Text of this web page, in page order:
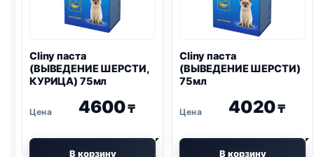
Cliny паста
(ВЫВЕДЕНИЕ ШЕРСТИ,
КУРИЦА) 75мл
4600₸
В корзину
Cliny паста
(ВЫВЕДЕНИЕ ШЕРСТИ)
75мл
4020₸
В корзину